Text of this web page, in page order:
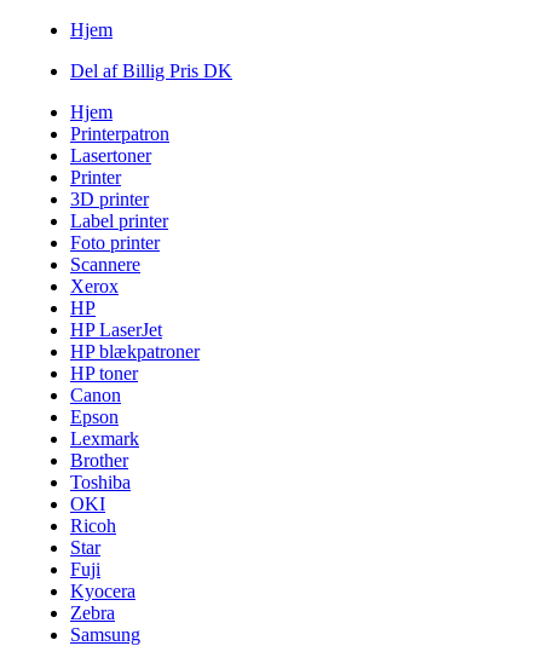
Hjem
Del af Billig Pris DK
Hjem
Printerpatron
Lasertoner
Printer
3D printer
Label printer
Foto printer
Scannere
Xerox
HP
HP LaserJet
HP blækpatroner
HP toner
Canon
Epson
Lexmark
Brother
Toshiba
OKI
Ricoh
Star
Fuji
Kyocera
Zebra
Samsung